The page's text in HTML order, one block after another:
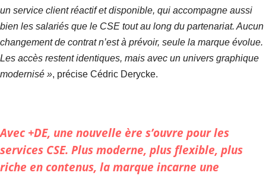
un service client réactif et disponible, qui accompagne aussi
bien les salariés que le CSE tout au long du partenariat. Aucun
changement de contrat n’est à prévoir, seule la marque évolue.
Les accès restent identiques, mais avec un univers graphique
modernisé », précise Cédric Derycke.
Avec +DE, une nouvelle ère s’ouvre pour les
services CSE. Plus moderne, plus flexible, plus
riche en contenus, la marque incarne une